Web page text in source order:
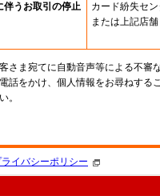
伴うお取引の停止
カード紛失セ
または上記店舗
さま宛てに自動音声等による不審
話をかけ、個人情報をお尋ねする
。
イバシーポリシー